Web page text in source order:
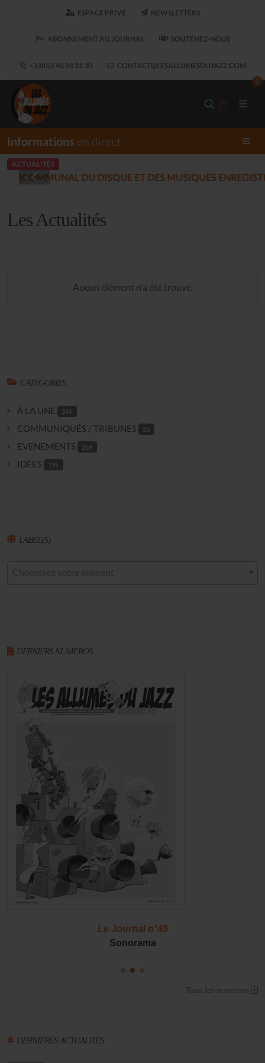
ESPACE PRIVÉ NEWSLETTERS
ABONNEMENT AU JOURNAL SOUTENEZ-NOUS
+33(0)2 43 28 31 30 CONTACT@LESALLUMESDUJAZZ.COM
0
Informations en direct
ACTUALITÉS
LES ALLUMÉS DU JAZZ FONT
Les Actualités
Aucun élément n'a été trouvé.
CATÉGORIES
À LA UNE 241
COMMUNIQUÉS / TRIBUNES 26
EVENEMENTS 269
IDÉES 195
LABEL(S)
DERNIERS NUMÉROS
Le Journal n°45
Sonorama
Tous les numéros
DERNIÈRES ACTUALITÉS